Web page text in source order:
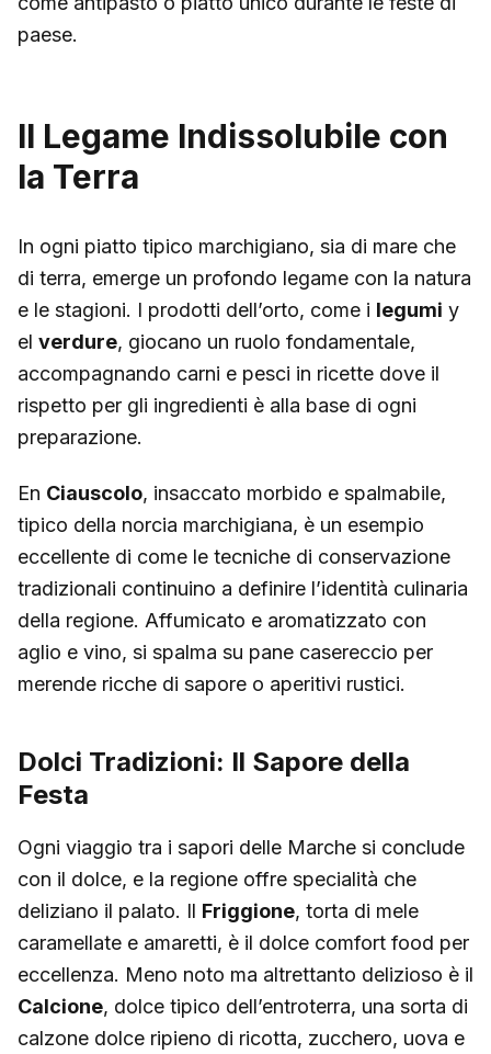
paese.
Il Legame Indissolubile con
la Terra
In ogni piatto tipico marchigiano, sia di mare che
di terra, emerge un profondo legame con la natura
e le stagioni. I prodotti dell’orto, come i legumi y
el verdure, giocano un ruolo fondamentale,
accompagnando carni e pesci in ricette dove il
rispetto per gli ingredienti è alla base di ogni
preparazione.
En Ciauscolo, insaccato morbido e spalmabile,
tipico della norcia marchigiana, è un esempio
eccellente di come le tecniche di conservazione
tradizionali continuino a definire l’identità culinaria
della regione. Affumicato e aromatizzato con
aglio e vino, si spalma su pane casereccio per
merende ricche di sapore o aperitivi rustici.
Dolci Tradizioni: Il Sapore della
Festa
Ogni viaggio tra i sapori delle Marche si conclude
con il dolce, e la regione offre specialità che
deliziano il palato. Il Friggione, torta di mele
caramellate e amaretti, è il dolce comfort food per
eccellenza. Meno noto ma altrettanto delizioso è il
Calcione, dolce tipico dell’entroterra, una sorta di
calzone dolce ripieno di ricotta, zucchero, uova e